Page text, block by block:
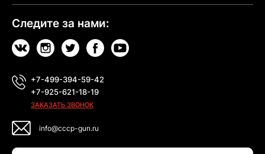
Следите за нами:
+7-499-394-59-42
+7-925-621-18-19
ЗАКАЗАТЬ ЗВОНОК
info@cccp-gun.ru